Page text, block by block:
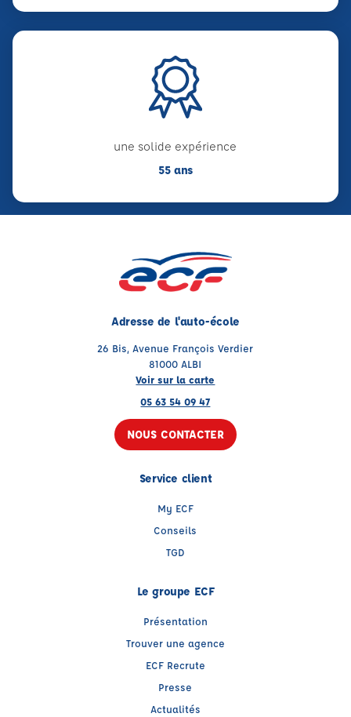
une solide expérience
55 ans
Adresse de l'auto-école
26 Bis, Avenue François Verdier
81000 ALBI
Voir sur la carte
05 63 54 09 47
NOUS CONTACTER
Service client
My ECF
Conseils
TGD
Le groupe ECF
Présentation
Trouver une agence
ECF Recrute
Presse
Actualités